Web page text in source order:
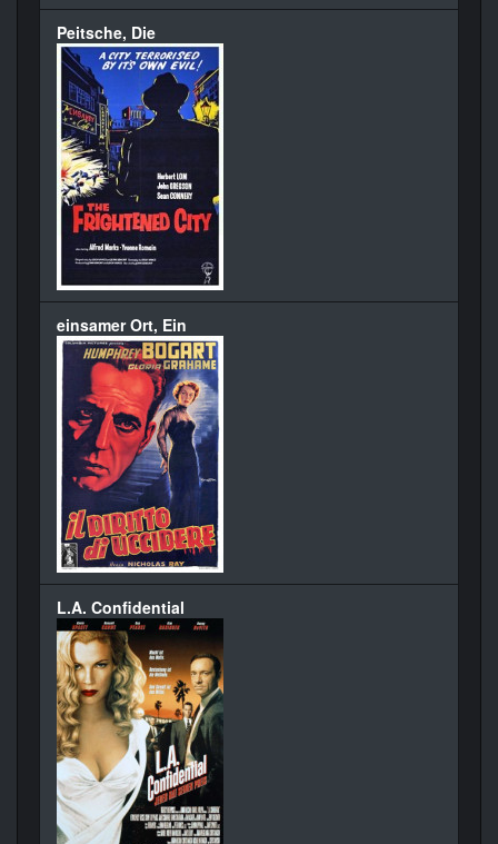
Peitsche, Die
einsamer Ort, Ein
L.A. Confidential